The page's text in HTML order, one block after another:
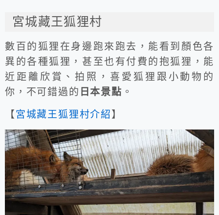
宮城藏王狐狸村
數百的狐狸在身邊跑來跑去，能看到顏色各
異的各種狐狸，甚至也有付費的抱狐狸，能
近距離欣賞、拍照，喜愛狐狸跟小動物的
你，不可錯過的 日本景點 。
【 宮城藏王狐狸村介紹 】